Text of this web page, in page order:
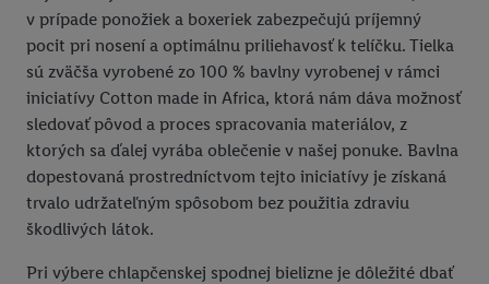
v prípade ponožiek a boxeriek zabezpečujú príjemný
pocit pri nosení a optimálnu priliehavosť k telíčku. Tielka
sú zväčša vyrobené zo 100 % bavlny vyrobenej v rámci
iniciatívy Cotton made in Africa, ktorá nám dáva možnosť
sledovať pôvod a proces spracovania materiálov, z
ktorých sa ďalej vyrába oblečenie v našej ponuke. Bavlna
dopestovaná prostredníctvom tejto iniciatívy je získaná
trvalo udržateľným spôsobom bez použitia zdraviu
škodlivých látok.
Pri výbere chlapčenskej spodnej bielizne je dôležité dbať